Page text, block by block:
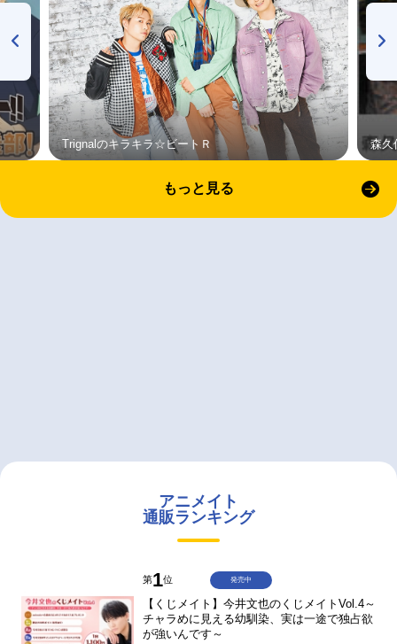
Trignalのキラキラ☆ビートＲ 森久
もっと見る
アニメイト
通販ランキング
第1位
【くじメイト】今井文也のくじメイトVol.4～
チャラめに見える幼馴染、実は一途で独占欲
が強いんです～
発売中